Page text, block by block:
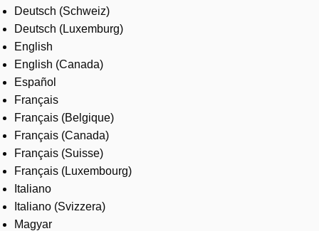
Where to buy
Contact us
Careers
Deutsch (Schweiz)
Deutsch (Luxemburg)
English
English (Canada)
Español
Français
Français (Belgique)
Français (Canada)
Français (Suisse)
Français (Luxembourg)
Italiano
Italiano (Svizzera)
Magyar